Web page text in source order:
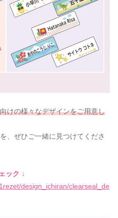
けの様々なデザインをご用意し
、ぜひご一緒に見つけてくださ
ック ↓
design_ichiran/clearseal_de